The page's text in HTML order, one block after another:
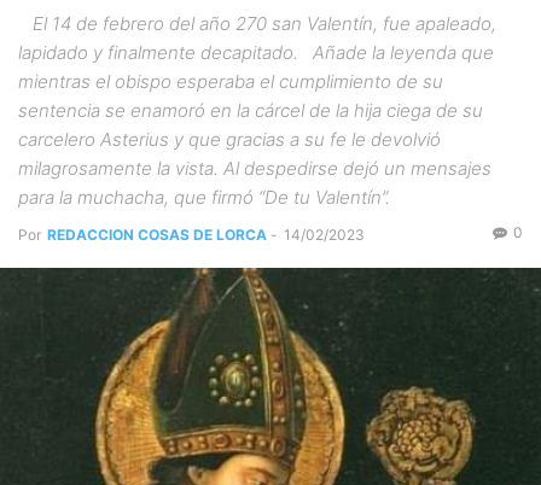
El 14 de febrero del año 270 san Valentín, fue apaleado,
lapidado y finalmente decapitado. Añade la leyenda que
mientras el obispo esperaba el cumplimiento de su
sentencia se enamoró en la cárcel de la hija ciega de su
carcelero Asterius y que gracias a su fe le devolvió
milagrosamente la vista. Al despedirse dejó un mensajes
para la muchacha, que firmó “De tu Valentín”.
Por REDACCION COSAS DE LORCA - 14/02/2023 0